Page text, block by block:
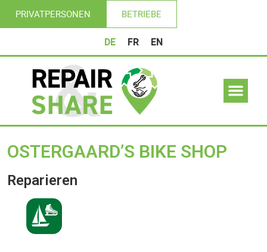
PRIVATPERSONEN BETRIEBE
DE FR EN
OSTERGAARD’S BIKE SHOP
Reparieren